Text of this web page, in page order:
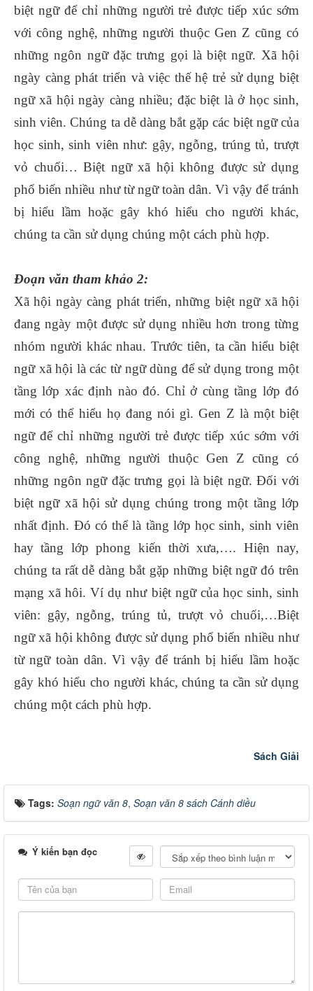
biệt ngữ để chỉ những người trẻ được tiếp xúc sớm
với công nghệ, những người thuộc Gen Z cũng có
những ngôn ngữ đặc trưng gọi là biệt ngữ. Xã hội
ngày càng phát triển và việc thế hệ trẻ sử dụng biệt
ngữ xã hội ngày càng nhiều; đặc biệt là ở học sinh,
sinh viên. Chúng ta dễ dàng bắt gặp các biệt ngữ của
học sinh, sinh viên như: gậy, ngỗng, trúng tủ, trượt
vỏ chuối… Biệt ngữ xã hội không được sử dụng
phổ biến nhiều như từ ngữ toàn dân. Vì vậy để tránh
bị hiểu lầm hoặc gây khó hiểu cho người khác,
chúng ta cần sử dụng chúng một cách phù hợp.
Đoạn văn tham khảo 2:
Xã hội ngày càng phát triển, những biệt ngữ xã hội
đang ngày một được sử dụng nhiều hơn trong từng
nhóm người khác nhau. Trước tiên, ta cần hiểu biệt
ngữ xã hội là các từ ngữ dùng để sử dụng trong một
tầng lớp xác định nào đó. Chỉ ở cùng tầng lớp đó
mới có thể hiểu họ đang nói gì. Gen Z là một biệt
ngữ để chỉ những người trẻ được tiếp xúc sớm với
công nghệ, những người thuộc Gen Z cũng có
những ngôn ngữ đặc trưng gọi là biệt ngữ. Đối với
biệt ngữ xã hội sử dụng chúng trong một tầng lớp
nhất định. Đó có thể là tầng lớp học sinh, sinh viên
hay tầng lớp phong kiến thời xưa,…. Hiện nay,
chúng ta rất dễ dàng bắt gặp những biệt ngữ đó trên
mạng xã hôi. Ví dụ như biệt ngữ của học sinh, sinh
viên: gậy, ngỗng, trúng tủ, trượt vỏ chuối,…Biệt
ngữ xã hội không được sử dụng phổ biến nhiều như
từ ngữ toàn dân. Vì vậy để tránh bị hiểu lầm hoặc
gây khó hiểu cho người khác, chúng ta cần sử dụng
chúng một cách phù hợp.
Sách Giải
Tags: Soạn ngữ văn 8, Soạn văn 8 sách Cánh diều
Ý kiến bạn đọc